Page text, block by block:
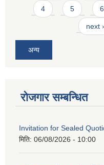
4 5 6
next ›
अन्य
रोजगार सम्बन्धित
Invitation for Sealed
मिति: 06/08/2026 - 10:00